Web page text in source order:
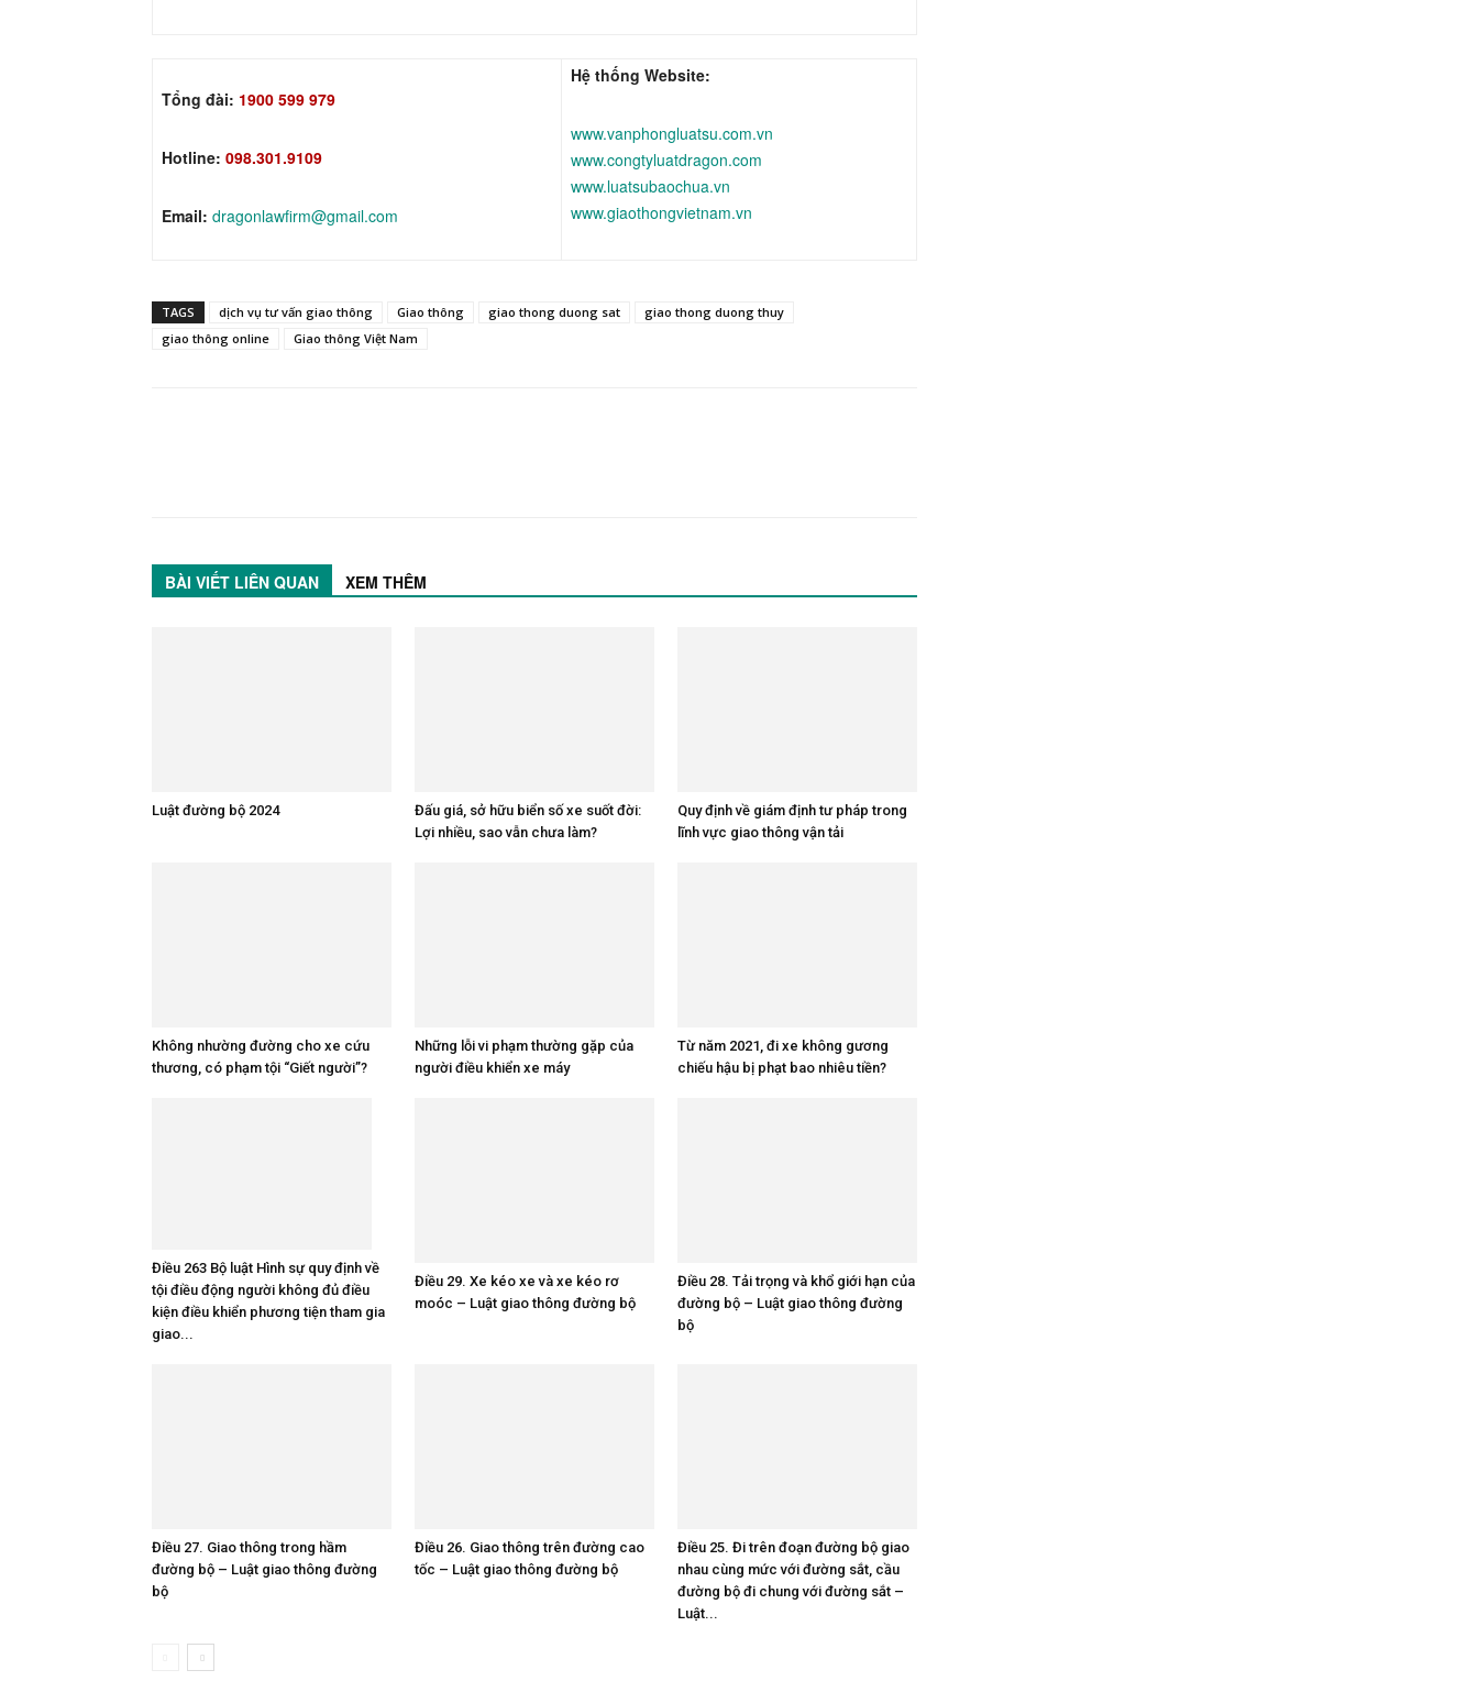
Tổng đài: 1900 599 979
Hotline: 098.301.9109
Email: dragonlawfirm@gmail.com
Hệ thống Website:
www.vanphongluatsu.com.vn
www.congtyluatdragon.com
www.luatsubaochua.vn
www.giaothongvietnam.vn
TAGS dịch vụ tư vấn giao thông Giao thông giao thong duong sat
giao thong duong thuy
giao thông online
Giao thông Việt Nam
BÀI VIẾT LIÊN QUAN XEM THÊM
Luật đường bộ 2024
Đấu giá, sở hữu biển số xe suốt đời:
Lợi nhiều, sao vẫn chưa làm?
Quy định về giám định tư pháp trong
lĩnh vực giao thông vận tải
Không nhường đường cho xe cứu
thương, có phạm tội “Giết người”?
Những lỗi vi phạm thường gặp của
người điều khiển xe máy
Từ năm 2021, đi xe không gương
chiếu hậu bị phạt bao nhiêu tiền?
Điều 263 Bộ luật Hình sự quy định về
tội điều động người không đủ điều
kiện điều khiển phương tiện tham gia
giao...
Điều 29. Xe kéo xe và xe kéo rơ
moóc – Luật giao thông đường bộ
Điều 28. Tải trọng và khổ giới hạn của
đường bộ – Luật giao thông đường
bộ
Điều 27. Giao thông trong hầm
đường bộ – Luật giao thông đường
bộ
Điều 26. Giao thông trên đường cao
tốc – Luật giao thông đường bộ
Điều 25. Đi trên đoạn đường bộ giao
nhau cùng mức với đường sắt, cầu
đường bộ đi chung với đường sắt –
Luật...